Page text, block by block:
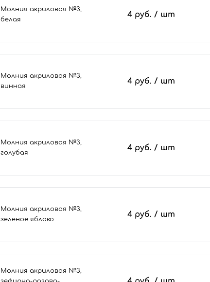
Молния акриловая №3,
белая
4 руб. / шт
Молния акриловая №3,
винная
4 руб. / шт
Молния акриловая №3,
голубая
4 руб. / шт
Молния акриловая №3,
зеленое яблоко
4 руб. / шт
Молния акриловая №3,